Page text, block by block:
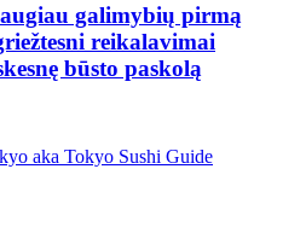
galimybių pirmą
reikalavimai
būsto paskolą